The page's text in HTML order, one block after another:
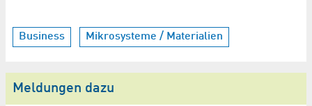
Business Mikrosysteme / Materialien
Meldungen dazu